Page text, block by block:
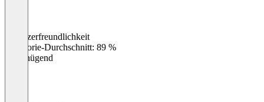
Benutzerfreundlichkeit
Kategorie-Durchschnitt: 89 %
Ungenügend